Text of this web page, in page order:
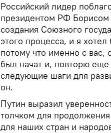
Российский лидер
президентом РФ Борисом
создания Союзного
этого процесса, и я
потому что именно с вас,
был начат и, повторю
следующие шаги для
он.
Путин выразил
толчком для
для наших стран и